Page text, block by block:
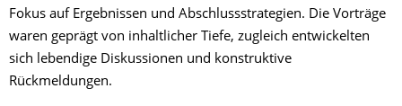
Fokus auf Ergebnissen und Abschlussstrategien. Die Vorträge
waren geprägt von inhaltlicher Tiefe, zugleich entwickelten
sich lebendige Diskussionen und konstruktive
Rückmeldungen.